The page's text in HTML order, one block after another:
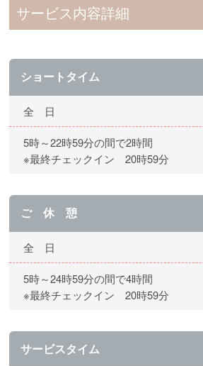
サービス内容詳細
ショートタイム
全 日
5時～22時59分の間で2時間
※最終チェックイン 20時59分
ご 休 憩
全 日
5時～24時59分の間で4時間
※最終チェックイン 20時59分
サービスタイム